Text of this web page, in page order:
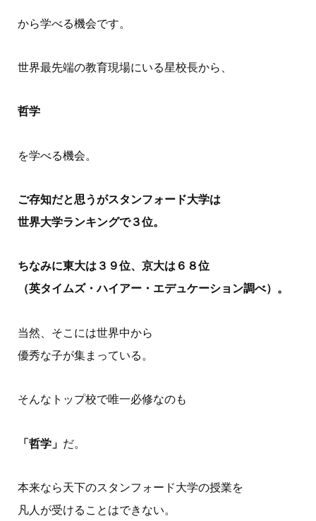
から学べる機会です。
世界最先端の教育現場にいる星校長から、
哲学
を学べる機会。
ご存知だと思うがスタンフォード大学は
世界大学ランキングで３位。
ちなみに東大は３９位、京大は６８位
（英タイムズ・ハイアー・エデュケーション調べ）。
当然、そこには世界中から
優秀な子が集まっている。
そんなトップ校で唯一必修なのも
「哲学」 だ。
本来なら天下のスタンフォード大学の授業を
凡人が受けることはできない。